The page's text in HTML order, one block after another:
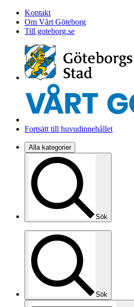
Kontakt
Om Vårt Göteborg
Till goteborg.se
Fortsätt till huvudinnehållet
Alla kategorier
Sök
Sök